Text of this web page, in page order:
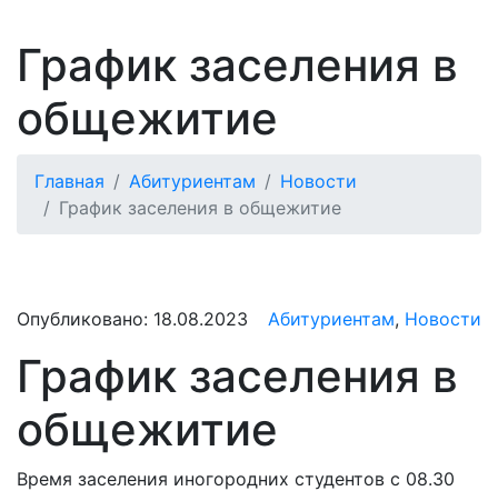
График заселения в
общежитие
Главная Абитуриентам
Новости
График заселения в общежитие
Опубликовано: 18.08.2023 Абитуриентам, Новости
График заселения в
общежитие
Время заселения иногородних студентов с 08.30